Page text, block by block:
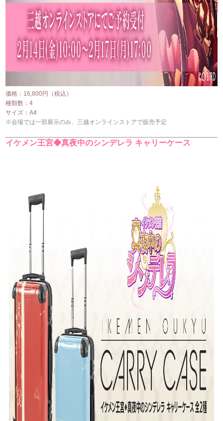
価格：16,800円（税込）
種類数：4
サイズ：A4
※会場では一部展示のみ、三越オンラインストアで販売予定
イケメン王宮◆真夜中のシンデレラ キャリーケース